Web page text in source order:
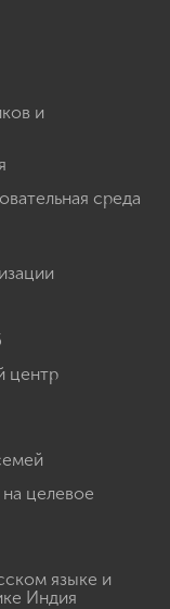
и
среда
центр
целевое
языке и
Индия